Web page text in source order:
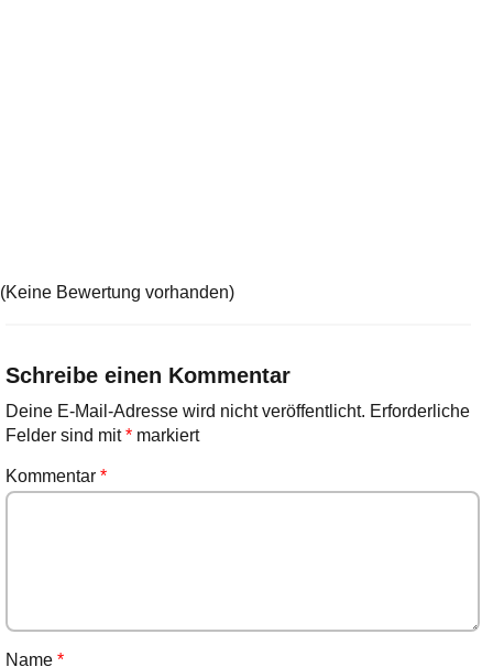
(Keine Bewertung vorhanden)
Schreibe einen Kommentar
Deine E-Mail-Adresse wird nicht veröffentlicht. Erforderliche
Felder sind mit*markiert
Kommentar *
Name *